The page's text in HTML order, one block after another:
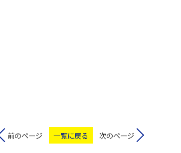
前のページ 一覧に戻る 次のページ